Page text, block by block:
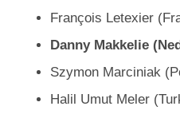
François Letexier
Danny Makkelie
Szymon Marciniak
Halil Umut Meler